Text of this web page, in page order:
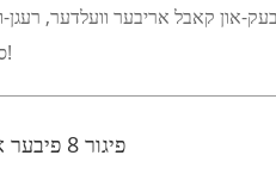
ספעציפיקאציעס און פרייזן פאר פייבער אפטישע קאבל, ביטע טשעקט און שיקט אן אנפראג!